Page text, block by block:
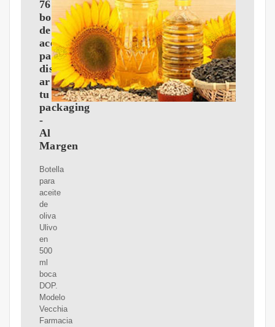
76
botellas
de
aceite
para
dise?
ar
tu
packaging
-
Al
Margen
Botella
para
aceite
de
oliva
Ulivo
en
500
ml
boca
DOP.
Modelo
Vecchia
Farmacia